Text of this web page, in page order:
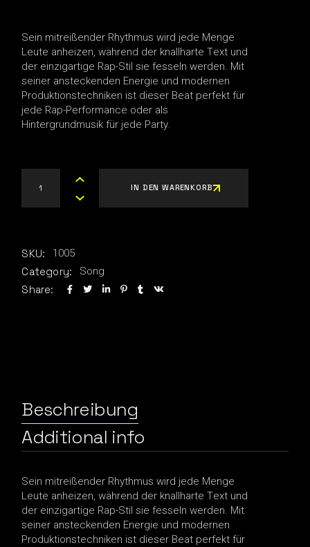
Sein mitreißender Rhythmus wird jede Menge
Leute anheizen, während der knallharte Text und
der einzigartige Rap-Stil sie fesseln werden. Mit
seiner ansteckenden Energie und modernen
Produktionstechniken ist dieser Beat perfekt für
jede Rap-Performance oder als
Hintergrundmusik für jede Party.
Lichtgeschwindigkeit 150 DOLLA X BLECKSON_V2 quantity
IN DEN WARENKORB
SKU: 1005
Category: Song
Share:
Beschreibung
Additional info
Sein mitreißender Rhythmus wird jede Menge
Leute anheizen, während der knallharte Text und
der einzigartige Rap-Stil sie fesseln werden. Mit
seiner ansteckenden Energie und modernen
Produktionstechniken ist dieser Beat perfekt für